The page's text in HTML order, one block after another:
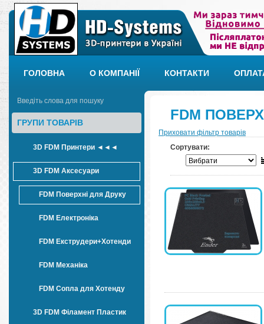
ГОЛОВНА О КОМПАНІЇ КОНТАКТИ
ГРУПИ ТОВАРІВ
3D FDM Принтери ◄◄◄
3D FDM Аксесуари
FDM Поверхні для Друку
FDM Електроніка
FDM Екструдери+Хотенди
FDM Механіка
FDM Сопла для Хотенду
3D FDM Філамент Пластик
FDM
Приховати фільтр товарів
Сортувати: